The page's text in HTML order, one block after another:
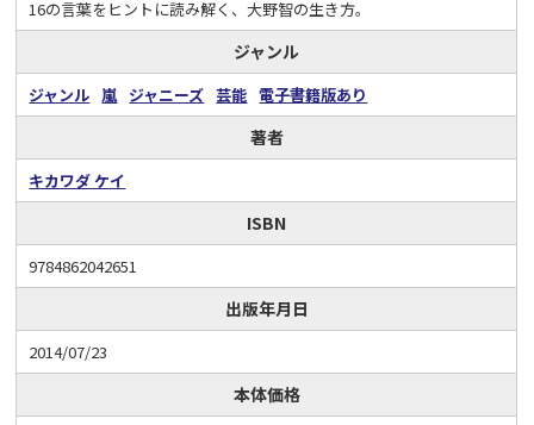
16の言葉をヒントに読み解く、大野智の生き方。
ジャンル
ジャンル 嵐 ジャニーズ 芸能 電子書籍版あり
著者
キカワダ ケイ
ISBN
9784862042651
出版年月日
2014/07/23
本体価格